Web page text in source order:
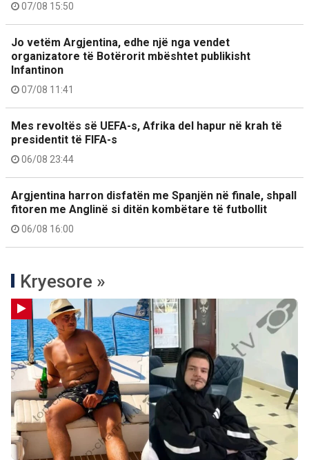
07/08 15:50
Jo vetëm Argjentina, edhe një nga vendet
organizatore të Botërorit mbështet publikisht
Infantinon
07/08 11:41
Mes revoltës së UEFA-s, Afrika del hapur në krah të
presidentit të FIFA-s
06/08 23:44
Argjentina harron disfatën me Spanjën në finale, shpall
fitoren me Anglinë si ditën kombëtare të futbollit
06/08 16:00
Kryesore »